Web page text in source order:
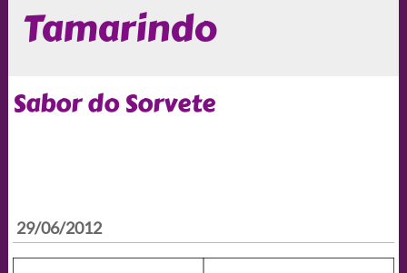
Tamarindo
Sabor do Sorvete
29/06/2012